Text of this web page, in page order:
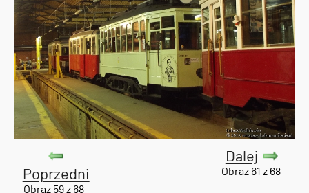
Poprzedni
Obraz 59 z 68
Dalej
Obraz 61 z 68